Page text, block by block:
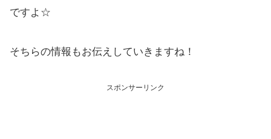
ですよ☆
そちらの情報もお伝えしていきますね！
スポンサーリンク